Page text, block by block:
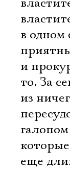
в одном
и
то. За
из
еще